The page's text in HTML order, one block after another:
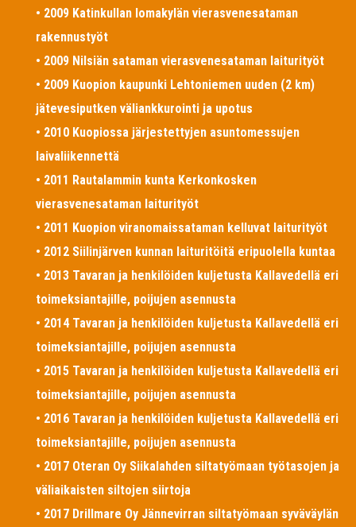
• 2009 Katinkullan lomakylän vierasvenesataman
rakennustyöt
• 2009 Nilsiän sataman vierasvenesataman laiturityöt
• 2009 Kuopion kaupunki Lehtoniemen uuden (2 km)
jätevesiputken väliankkurointi ja upotus
• 2010 Kuopiossa järjestettyjen asuntomessujen
laivaliikennettä
• 2011 Rautalammin kunta Kerkonkosken
vierasvenesataman laiturityöt
• 2011 Kuopion viranomaissataman kelluvat laiturityöt
• 2012 Siilinjärven kunnan laituritöitä eripuolella kuntaa
• 2013 Tavaran ja henkilöiden kuljetusta Kallavedellä eri
toimeksiantajille, poijujen asennusta
• 2014 Tavaran ja henkilöiden kuljetusta Kallavedellä eri
toimeksiantajille, poijujen asennusta
• 2015 Tavaran ja henkilöiden kuljetusta Kallavedellä eri
toimeksiantajille, poijujen asennusta
• 2016 Tavaran ja henkilöiden kuljetusta Kallavedellä eri
toimeksiantajille, poijujen asennusta
• 2017 Oteran Oy Siikalahden siltatyömaan työtasojen ja
väliaikaisten siltojen siirtoja
• 2017 Drillmare Oy Jännevirran siltatyömaan syväväylän